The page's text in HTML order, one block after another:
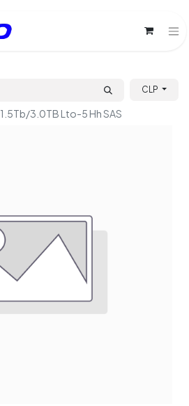
CLP
1.5Tb/3.0TB Lto-5 Hh SAS